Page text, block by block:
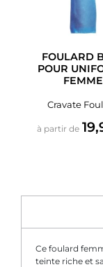
FOULARD
POUR
FEMME
Cravate
à partir de Prix
Ce foulard
teinte riche et